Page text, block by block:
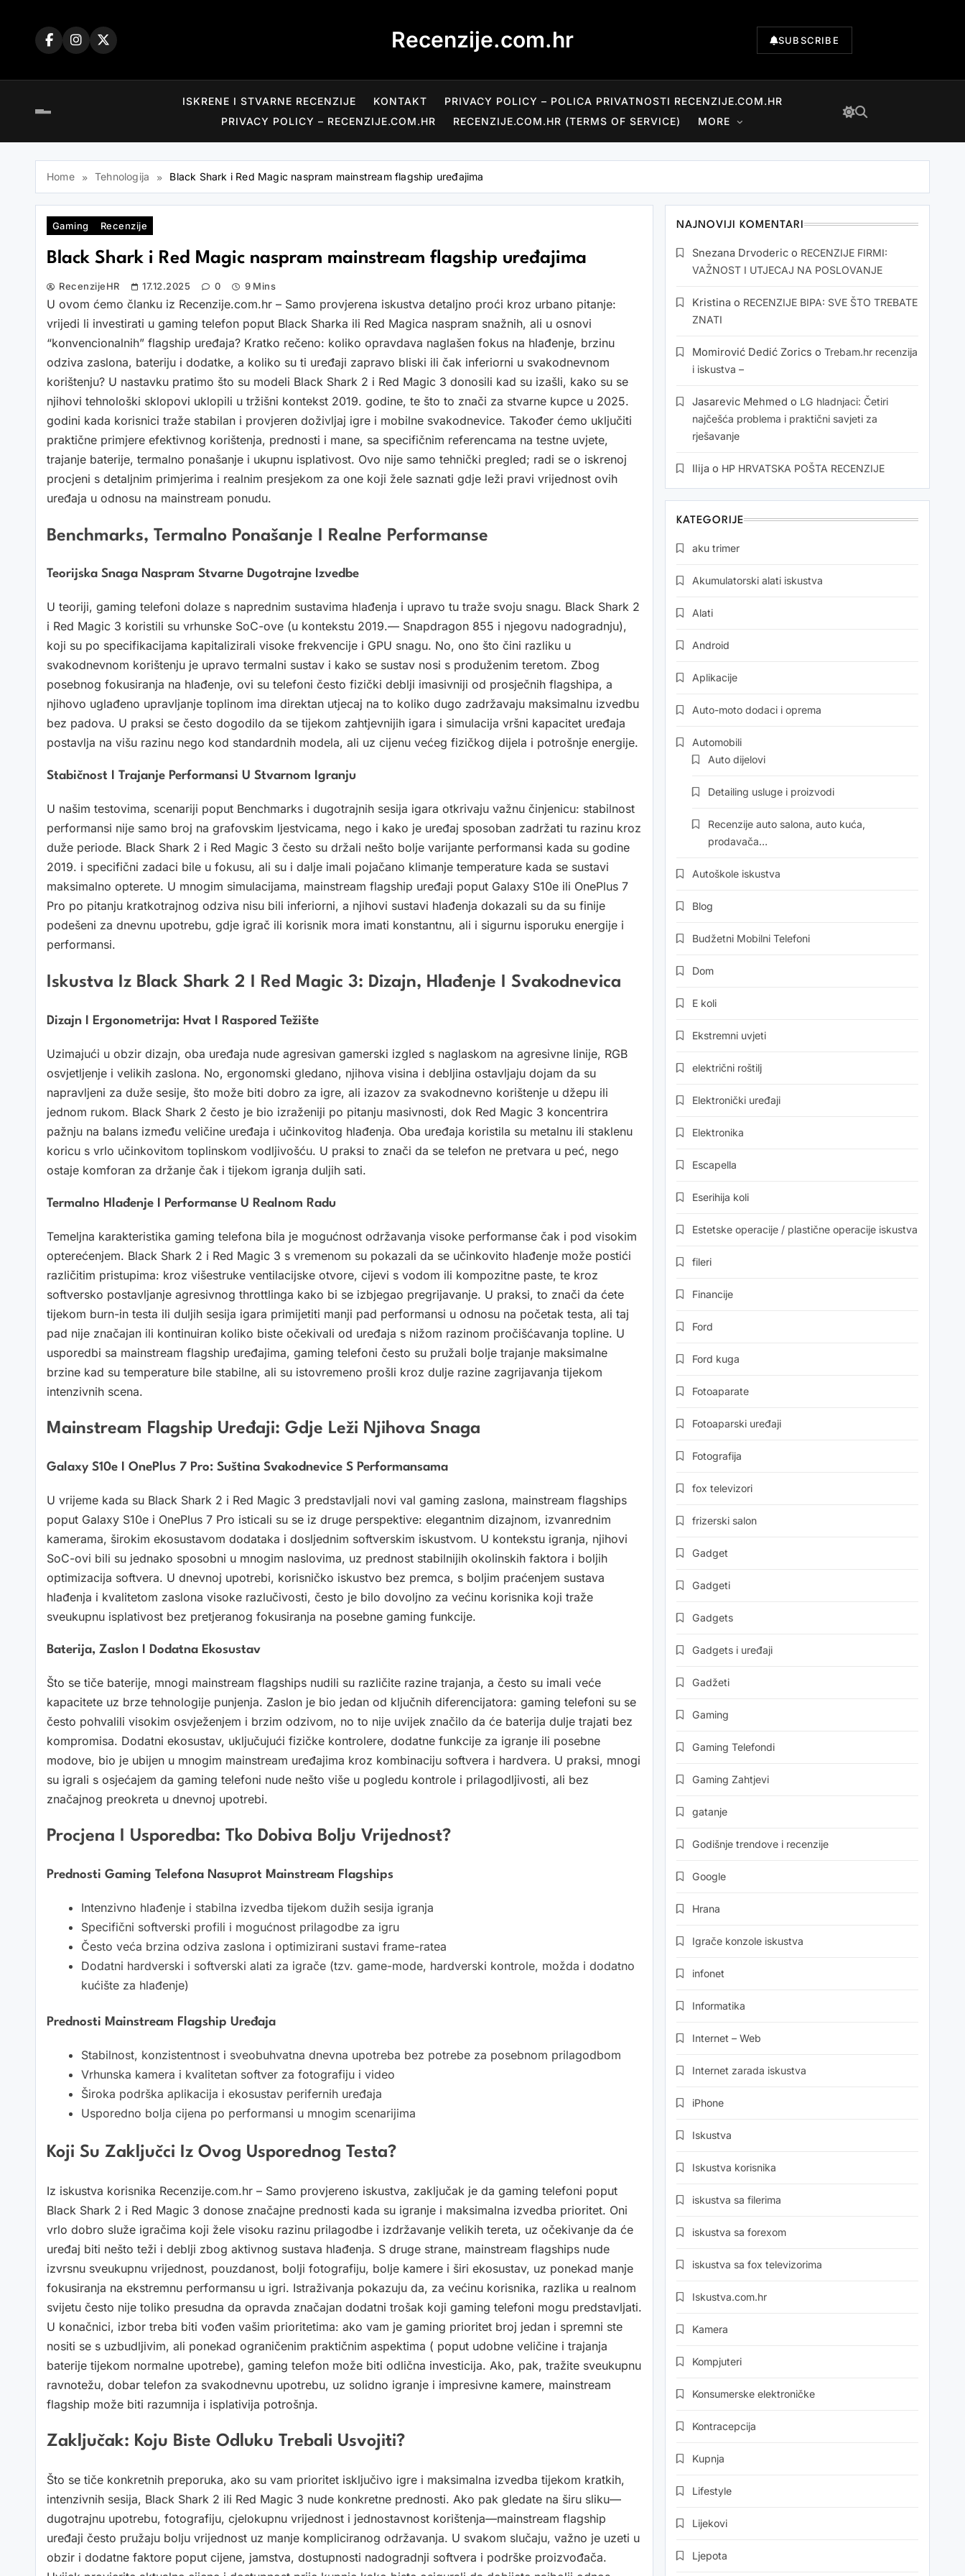
Recenzije.com.hr SUBSCRIBE
ISKRENE I STVARNE RECENZIJE KONTAKT
PRIVACY POLICY – POLICA PRIVATNOSTI RECENZIJE.COM.HR
PRIVACY POLICY – RECENZIJE.COM.HR
RECENZIJE.COM.HR (TERMS OF SERVICE) MORE
Home Tehnologija Black Shark i Red Magic naspram mainstream flagship uređajima
Gaming Recenzije
Black Shark i Red Magic naspram mainstream flagship uređajima
RecenzijeHR 17.12.2025 0 9 Mins
U ovom ćemo članku iz Recenzije.com.hr – Samo provjerenа iskustva detaljno proći kroz urbano pitanje:
vrijedi li investirati u gaming telefon poput Black Sharka ili Red Magica naspram snažnih, ali u osnovi
“konvencionalnih” flagship uređaja? Kratko rečeno: koliko opravdava naglašen fokus na hlađenje, brzinu
odziva zaslona, bateriju i dodatke, a koliko su ti uređaji zapravo bliski ili čak inferiorni u svakodnevnom
korištenju? U nastavku pratimo što su modeli Black Shark 2 i Red Magic 3 donosili kad su izašli, kako su se
njihovi tehnološki sklopovi uklopili u tržišni kontekst 2019. godine, te što to znači za stvarne kupce u 2025.
godini kada korisnici traže stabilan i provjeren doživljaj igre i mobilne svakodnevice. Također ćemo uključiti
praktične primjere efektivnog korištenja, prednosti i mane, sa specifičnim referencama na testne uvjete,
trajanje baterije, termalno ponašanje i ukupnu isplativost. Ovo nije samo tehnički pregled; radi se o iskrenoj
procjeni s detaljnim primjerima i realnim presjekom za one koji žele saznati gdje leži pravi vrijednost ovih
uređaja u odnosu na mainstream ponudu.
Benchmarks, Termalno Ponašanje I Realne Performanse
Teorijska Snaga Naspram Stvarne Dugotrajne Izvedbe
U teoriji, gaming telefoni dolaze s naprednim sustavima hlađenja i upravo tu traže svoju snagu. Black Shark 2
i Red Magic 3 koristili su vrhunske SoC-ove (u kontekstu 2019.— Snapdragon 855 i njegovu nadogradnju),
koji su po specifikacijama kapitalizirali visoke frekvencije i GPU snagu. No, ono što čini razliku u
svakodnevnom korištenju je upravo termalni sustav i kako se sustav nosi s produženim teretom. Zbog
posebnog fokusiranja na hlađenje, ovi su telefoni često fizički deblji imasivniji od prosječnih flagshipa, a
njihovo uglađeno upravljanje toplinom ima direktan utjecaj na to koliko dugo zadržavaju maksimalnu izvedbu
bez padova. U praksi se često dogodilo da se tijekom zahtjevnijih igara i simulacija vršni kapacitet uređaja
postavlja na višu razinu nego kod standardnih modela, ali uz cijenu većeg fizičkog dijela i potrošnje energije.
Stabičnost I Trajanje Performansi U Stvarnom Igranju
U našim testovima, scenariji poput Benchmarks i dugotrajnih sesija igara otkrivaju važnu činjenicu: stabilnost
performansi nije samo broj na grafovskim ljestvicama, nego i kako je uređaj sposoban zadržati tu razinu kroz
duže periode. Black Shark 2 i Red Magic 3 često su držali nešto bolje varijante performansi kada su godine
2019. i specifični zadaci bile u fokusu, ali su i dalje imali pojačano klimanje temperature kada se sustavi
maksimalno opterete. U mnogim simulacijama, mainstream flagship uređaji poput Galaxy S10e ili OnePlus 7
Pro po pitanju kratkotrajnog odziva nisu bili inferiorni, a njihovi sustavi hlađenja dokazali su da su finije
podešeni za dnevnu upotrebu, gdje igrač ili korisnik mora imati konstantnu, ali i sigurnu isporuku energije i
performansi.
Iskustva Iz Black Shark 2 I Red Magic 3: Dizajn, Hlađenje I Svakodnevica
Dizajn I Ergonometrija: Hvat I Raspored Težište
Uzimajući u obzir dizajn, oba uređaja nude agresivan gamerski izgled s naglaskom na agresivne linije, RGB
osvjetljenje i velikih zaslona. No, ergonomski gledano, njihova visina i debljina ostavljaju dojam da su
napravljeni za duže sesije, što može biti dobro za igre, ali izazov za svakodnevno korištenje u džepu ili
jednom rukom. Black Shark 2 često je bio izraženiji po pitanju masivnosti, dok Red Magic 3 koncentrira
pažnju na balans između veličine uređaja i učinkovitog hlađenja. Oba uređaja koristila su metalnu ili staklenu
koricu s vrlo učinkovitom toplinskom vodljivošću. U praksi to znači da se telefon ne pretvara u peć, nego
ostaje komforan za držanje čak i tijekom igranja duljih sati.
Termalno Hlađenje I Performanse U Realnom Radu
Temeljna karakteristika gaming telefona bila je mogućnost održavanja visoke performanse čak i pod visokim
opterećenjem. Black Shark 2 i Red Magic 3 s vremenom su pokazali da se učinkovito hlađenje može postići
različitim pristupima: kroz višestruke ventilacijske otvore, cijevi s vodom ili kompozitne paste, te kroz
softversko postavljanje agresivnog throttlinga kako bi se izbjegao pregrijavanje. U praksi, to znači da ćete
tijekom burn-in testa ili duljih sesija igara primijetiti manji pad performansi u odnosu na početak testa, ali taj
pad nije značajan ili kontinuiran koliko biste očekivali od uređaja s nižom razinom pročišćavanja topline. U
usporedbi sa mainstream flagship uređajima, gaming telefoni često su pružali bolje trajanje maksimalne
brzine kad su temperature bile stabilne, ali su istovremeno prošli kroz dulje razine zagrijavanja tijekom
intenzivnih scena.
Mainstream Flagship Uređaji: Gdje Leži Njihova Snaga
Galaxy S10e I OnePlus 7 Pro: Suština Svakodnevice S Performansama
U vrijeme kada su Black Shark 2 i Red Magic 3 predstavljali novi val gaming zaslona, mainstream flagships
poput Galaxy S10e i OnePlus 7 Pro isticali su se iz druge perspektive: elegantnim dizajnom, izvanrednim
kamerama, širokim ekosustavom dodataka i dosljednim softverskim iskustvom. U kontekstu igranja, njihovi
SoC-ovi bili su jednako sposobni u mnogim naslovima, uz prednost stabilnijih okolinskih faktora i boljih
optimizacija softvera. U dnevnoj upotrebi, korisničko iskustvo bez premca, s boljim praćenjem sustava
hlađenja i kvalitetom zaslona visoke razlučivosti, često je bilo dovoljno za većinu korisnika koji traže
sveukupnu isplativost bez pretjeranog fokusiranja na posebne gaming funkcije.
Baterija, Zaslon I Dodatna Ekosustav
Što se tiče baterije, mnogi mainstream flagships nudili su različite razine trajanja, a često su imali veće
kapacitete uz brze tehnologije punjenja. Zaslon je bio jedan od ključnih diferencijatora: gaming telefoni su se
često pohvalili visokim osvježenjem i brzim odzivom, no to nije uvijek značilo da će baterija dulje trajati bez
kompromisa. Dodatni ekosustav, uključujući fizičke kontrolere, dodatne funkcije za igranje ili posebne
modove, bio je ubijen u mnogim mainstream uređajima kroz kombinaciju softvera i hardvera. U praksi, mnogi
su igrali s osjećajem da gaming telefoni nude nešto više u pogledu kontrole i prilagodljivosti, ali bez
značajnog preokreta u dnevnoj upotrebi.
Procjena I Usporedba: Tko Dobiva Bolju Vrijednost?
Prednosti Gaming Telefona Nasuprot Mainstream Flagships
Intenzivno hlađenje i stabilna izvedba tijekom dužih sesija igranja
Specifični softverski profili i mogućnost prilagodbe za igru
Često veća brzina odziva zaslona i optimizirani sustavi frame-ratea
Dodatni hardverski i softverski alati za igrače (tzv. game-mode, hardverski kontrole, možda i dodatno
kućište za hlađenje)
Prednosti Mainstream Flagship Uređaja
Stabilnost, konzistentnost i sveobuhvatna dnevna upotreba bez potrebe za posebnom prilagodbom
Vrhunska kamera i kvalitetan softver za fotografiju i video
Široka podrška aplikacija i ekosustav perifernih uređaja
Usporedno bolja cijena po performansi u mnogim scenarijima
Koji Su Zaključci Iz Ovog Usporednog Testa?
Iz iskustva korisnika Recenzije.com.hr – Samo provjereno iskustva, zaključak je da gaming telefoni poput
Black Shark 2 i Red Magic 3 donose značajne prednosti kada su igranje i maksimalna izvedba prioritet. Oni
vrlo dobro služe igračima koji žele visoku razinu prilagodbe i izdržavanje velikih tereta, uz očekivanje da će
uređaj biti nešto teži i deblji zbog aktivnog sustava hlađenja. S druge strane, mainstream flagships nude
izvrsnu sveukupnu vrijednost, pouzdanost, bolji fotografiju, bolje kamere i širi ekosustav, uz ponekad manje
fokusiranja na ekstremnu performansu u igri. Istraživanja pokazuju da, za većinu korisnika, razlika u realnom
svijetu često nije toliko presudna da opravda značajan dodatni trošak koji gaming telefoni mogu predstavljati.
U konačnici, izbor treba biti vođen vašim prioritetima: ako vam je gaming prioritet broj jedan i spremni ste
nositi se s uzbudljivim, ali ponekad ograničenim praktičnim aspektima ( poput udobne veličine i trajanja
baterije tijekom normalne upotrebe), gaming telefon može biti odlična investicija. Ako, pak, tražite sveukupnu
ravnotežu, dobar telefon za svakodnevnu upotrebu, uz solidno igranje i impresivne kamere, mainstream
flagship može biti razumnija i isplativija potrošnja.
Zaključak: Koju Biste Odluku Trebali Usvojiti?
Što se tiče konkretnih preporuka, ako su vam prioritet isključivo igre i maksimalna izvedba tijekom kratkih,
intenzivnih sesija, Black Shark 2 ili Red Magic 3 nude konkretne prednosti. Ako pak gledate na širu sliku—
dugotrajnu upotrebu, fotografiju, cjelokupnu vrijednost i jednostavnost korištenja—mainstream flagship
uređaji često pružaju bolju vrijednost uz manje kompliciranog održavanja. U svakom slučaju, važno je uzeti u
obzir i dodatne faktore poput cijene, jamstva, dostupnosti nadogradnji softvera i podrške proizvođača.
NAJNOVIJI KOMENTARI
Snezana Drvoderic o RECENZIJE FIRMI:
VAŽNOST I UTJECAJ NA POSLOVANJE
Kristina o RECENZIJE BIPA: SVE ŠTO TREBATE
ZNATI
Momirović Dedić Zorics o Trebam.hr recenzija
i iskustva –
Jasarevic Mehmed o LG hladnjaci: Četiri
najčešća problema i praktični savjeti za
rješavanje
Ilija o HP HRVATSKA POŠTA RECENZIJE
KATEGORIJE
aku trimer
Akumulatorski alati iskustva
Alati
Android
Aplikacije
Auto-moto dodaci i oprema
Automobili
Auto dijelovi
Detailing usluge i proizvodi
Recenzije auto salona, auto kuća,
prodavača…
Autoškole iskustva
Blog
Budžetni Mobilni Telefoni
Dom
E koli
Ekstremni uvjeti
električni roštilj
Elektronički uređaji
Elektronika
Escapella
Eserihija koli
Estetske operacije / plastične operacije iskustva
fileri
Financije
Ford
Ford kuga
Fotoaparate
Fotoaparski uređaji
Fotografija
fox televizori
frizerski salon
Gadget
Gadgeti
Gadgets
Gadgets i uređaji
Gadžeti
Gaming
Gaming Telefondi
Gaming Zahtjevi
gatanje
Godišnje trendove i recenzije
Google
Hrana
Igrače konzole iskustva
infonet
Informatika
Internet – Web
Internet zarada iskustva
iPhone
Iskustva
Iskustva korisnika
iskustva sa filerima
iskustva sa forexom
iskustva sa fox televizorima
Iskustva.com.hr
Kamera
Kompjuteri
Konsumerske elektroničke
Kontracepcija
Kupnja
Lifestyle
Lijekovi
Ljepota